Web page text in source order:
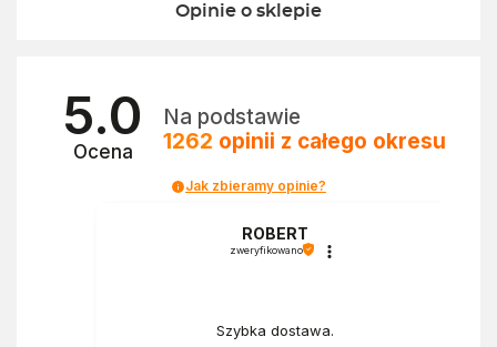
Opinie o sklepie
5.0
Ocena
Na podstawie
1262 opinii z całego okresu
Jak zbieramy opinie?
ROBERT
zweryfikowano
Szybka dostawa.